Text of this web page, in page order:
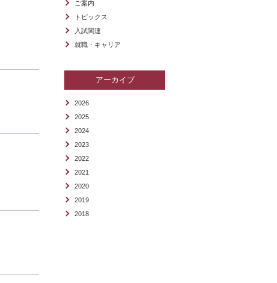
ご案内
トピックス
入試関連
就職・キャリア
アーカイブ
2026
2025
2024
2023
2022
2021
2020
2019
2018